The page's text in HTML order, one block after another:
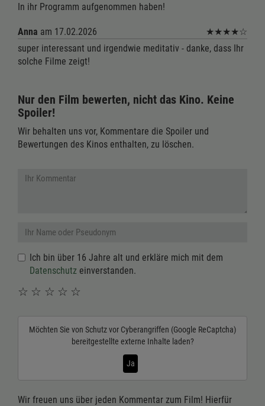
In ihr Programm aufgenommen haben!
Anna am 17.02.2026 ★★★★☆
super interessant und irgendwie meditativ - danke, dass Ihr
solche Filme zeigt!
Nur den Film bewerten, nicht das Kino. Keine
Spoiler!
Wir behalten uns vor, Kommentare die Spoiler und
Bewertungen des Kinos enthalten, zu löschen.
Ich bin über 16 Jahre alt und erkläre mich mit dem
Datenschutz einverstanden.
☆
☆
☆
☆
☆
Möchten Sie von Schutz vor Cyberangriffen (Google ReCaptcha)
bereitgestellte externe Inhalte laden?
Ja
Wir freuen uns über jeden Kommentar zum Film! Hierfür